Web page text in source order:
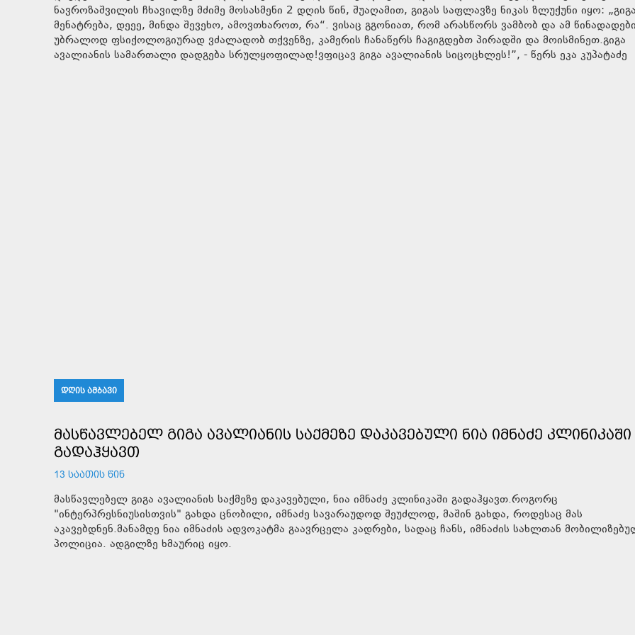
ნავროზაშვილის ჩხავილზე მძიმე მოსასმენი 2 დღის წინ, შუაღამით, გიგას საფლავზე ნიკას ზლუქუნი იყო:
მენატრება, დეეე, მინდა შევეხო, ამოვთხაროთ, რა“. ვისაც გგონიათ, რომ არასწორს ვამბობ და ამ
უბრალოდ ფსიქოლოგიურად ვძალადობ თქვენზე, კამერის ჩანაწერს ჩაგიგდებთ პირადში და მოისმინეთ.გიგა
ავალიანის სამართალი დადგება სრულყოფილად!ვფიცავ გიგა ავალიანის სიცოცხლეს!”, - წერს ეკა კუპატაძე
ᲓᲦᲘᲡ ᲐᲛᲑᲐᲕᲘ
ᲛᲐᲡᲬᲐᲕᲚᲔᲑᲔᲚ ᲒᲘᲒᲐ ᲐᲕᲐᲚᲘᲐᲜᲘᲡ ᲡᲐᲥᲛᲔᲖᲔ ᲓᲐᲙᲐᲕᲔᲑᲣᲚᲘ ᲜᲘᲐ ᲘᲛᲜᲐᲫᲔ ᲙᲚᲘᲜᲘᲙᲐᲨᲘ
ᲒᲐᲓᲐᲰᲧᲐᲕᲗ
13 ᲡᲐᲐᲗᲘᲡ ᲬᲘᲜ
მასწავლებელ გიგა ავალიანის საქმეზე დაკავებული, ნია იმნაძე კლინიკაში გადაჰყავთ.როგორც
"ინტერპრესნიუსისთვის" გახდა ცნობილი, იმნაძე სავარაუდოდ შეუძლოდ, მაშინ გახდა, როდესაც მას
აკავებდნენ.მანამდე ნია იმნაძის ადვოკატმა გაავრცელა კადრები, სადაც ჩანს, იმნაძის სახლთან
პოლიცია. ადგილზე ხმაურიც იყო.